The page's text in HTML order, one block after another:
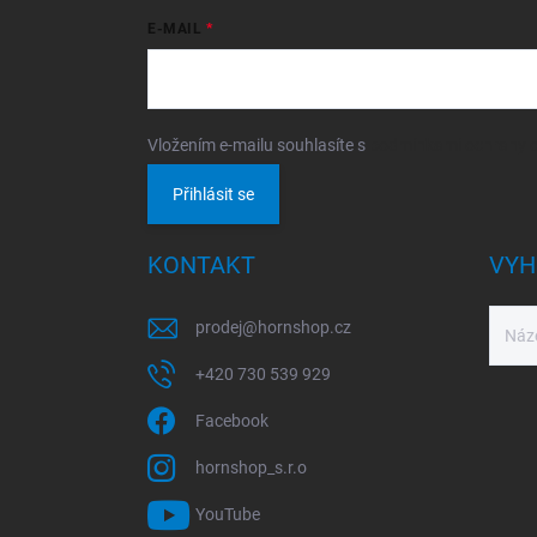
E-MAIL
Vložením e-mailu souhlasíte s
Přihlásit se
KONTAKT
prodej@hornshop.cz
+420 730 539 929
Facebook
hornshop_s.r.o
YouTube